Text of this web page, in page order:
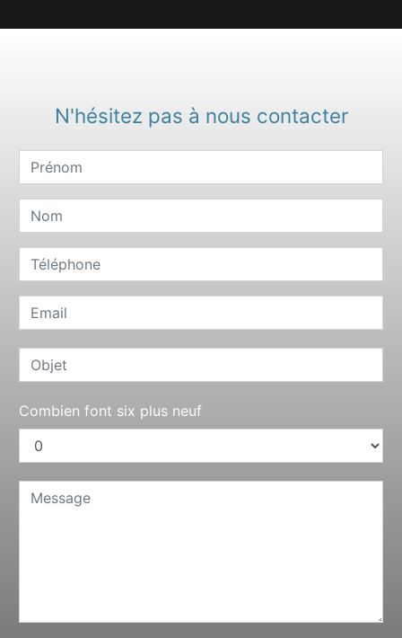
N'hésitez pas à nous contacter
Combien font six plus neuf